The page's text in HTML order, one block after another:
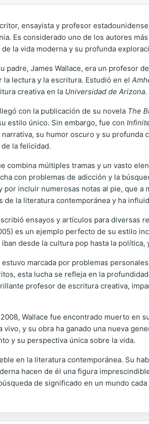
ensayista y profesor
Es considerado uno de los autores
la vida moderna y su profunda
padre, James Wallace, era un profesor
lectura y la escritura. Estudió en el
creativa en la Universidad de Arizona.
con la publicación de su novela The
estilo único. Sin embargo, fue con
su humor oscuro y su
la felicidad.
combina múltiples tramas y un vasto
con problemas de adicción y la
incluir numerosas notas al pie, que
la literatura contemporánea y ha
ensayos y artículos para diversas
es un ejemplo perfecto de su estilo
desde la cultura pop hasta la
marcada por problemas
esta lucha se refleja en la
profesor de escritura creativa,
Wallace fue encontrado muerto en
y su obra ha ganado una nueva
y su perspectiva única sobre la vida.
en la literatura contemporánea. Su
hacen de él una figura
de significado en un mundo cada